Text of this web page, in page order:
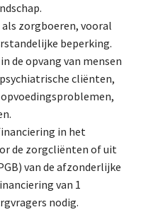
zorgboeren, vooral
beperking.
de opvang van mensen
cliënten,
in het
de zorgcliënten of uit
van de afzonderlijke
van 1
nodig.